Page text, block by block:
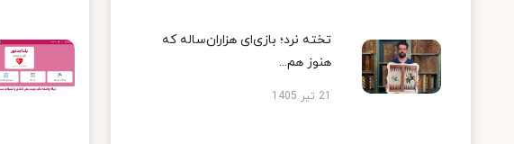
تخته نرد؛ بازی‌ای هزاران‌ساله که
هنوز هم...
21 تیر 1405